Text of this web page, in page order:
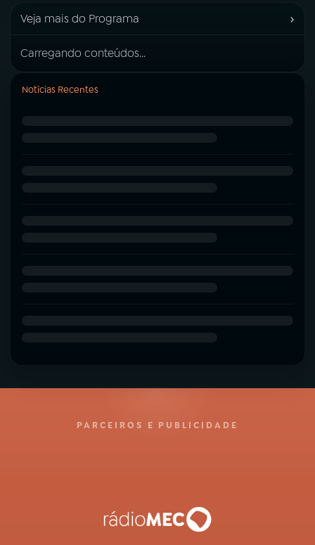
Veja mais do Programa ›
Carregando conteúdos...
Notícias Recentes
PARCEIROS E PUBLICIDADE